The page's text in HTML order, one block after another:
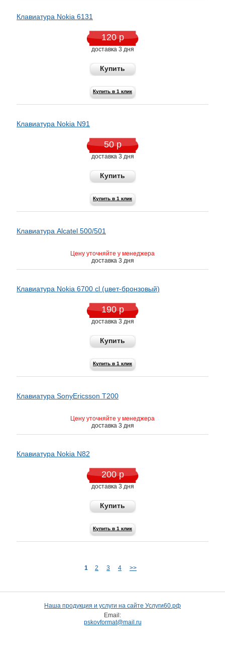
Клавиатура Nokia 6131
120 р
доставка 3 дня
Купить
Купить в 1 клик
Клавиатура Nokia N91
50 р
доставка 3 дня
Купить
Купить в 1 клик
Клавиатура Alcatel 500/501
Цену уточняйте у менеджера
доставка 3 дня
Клавиатура Nokia 6700 cl (цвет-бронзовый)
190 р
доставка 3 дня
Купить
Купить в 1 клик
Клавиатура SonyEricsson T200
Цену уточняйте у менеджера
доставка 3 дня
Клавиатура Nokia N82
200 р
доставка 3 дня
Купить
Купить в 1 клик
1 2 3 4 >>
Наша продукция и услуги на сайте Услуги60.рф
Email:
pskovformat@mail.ru